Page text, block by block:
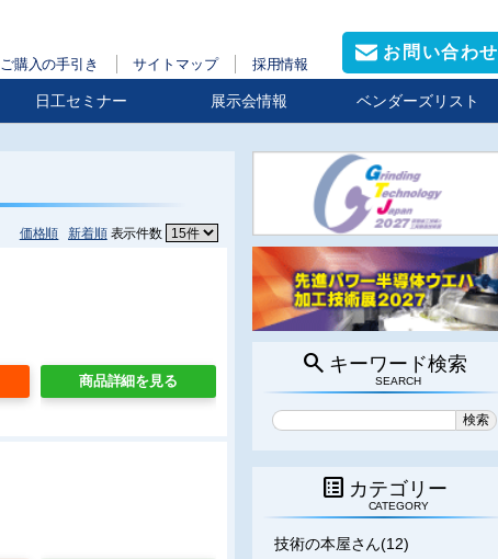
ご購入の手引き サイトマップ 採用情報
お問い合わせ
日工セミナー 展示会情報 ベンダーズリスト
価格順 新着順表示件数
商品詳細を見る
search キーワード検索
SEARCH
list_alt カテゴリー
CATEGORY
技術の本屋さん(12)